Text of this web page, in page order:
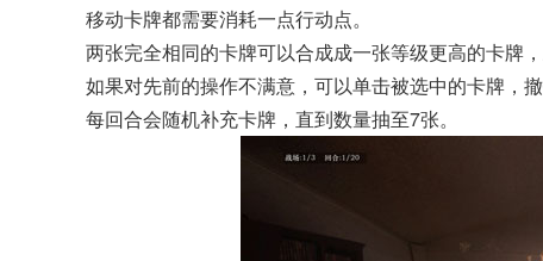
移动卡牌都需要消耗一点行动点。
两张完全相同的卡牌可以合成成一张等级更高的卡牌，
如果对先前的操作不满意，可以单击被选中的卡牌，
每回合会随机补充卡牌，直到数量抽至7张。